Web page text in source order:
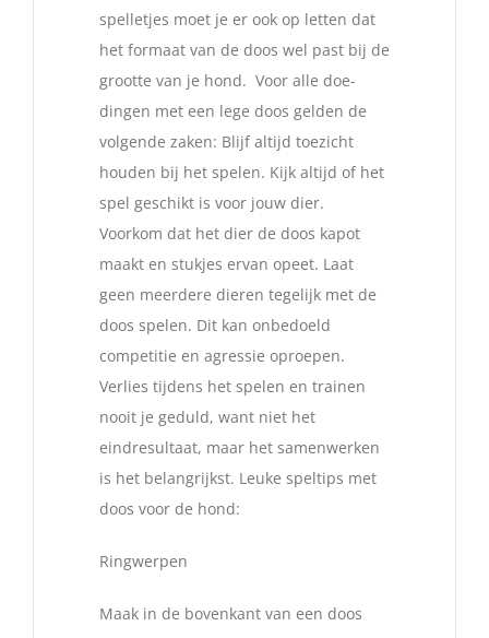
spelletjes moet je er ook op letten dat
het formaat van de doos wel past bij de
grootte van je hond. Voor alle doe-
dingen met een lege doos gelden de
volgende zaken: Blijf altijd toezicht
houden bij het spelen. Kijk altijd of het
spel geschikt is voor jouw dier.
Voorkom dat het dier de doos kapot
maakt en stukjes ervan opeet. Laat
geen meerdere dieren tegelijk met de
doos spelen. Dit kan onbedoeld
competitie en agressie oproepen.
Verlies tijdens het spelen en trainen
nooit je geduld, want niet het
eindresultaat, maar het samenwerken
is het belangrijkst. Leuke speltips met
doos voor de hond:
Ringwerpen
Maak in de bovenkant van een doos